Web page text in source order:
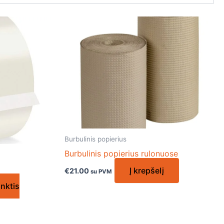
Burbulinis popierius
Burbulinis popierius rulonuose
€21.00 su PVM Į krepšelį